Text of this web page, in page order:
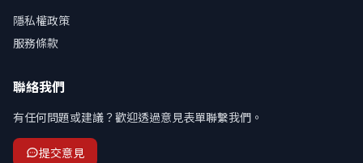
隱私權政策
服務條款
聯絡我們
有任何問題或建議？歡迎透過意見表單聯繫我們。
提交意見